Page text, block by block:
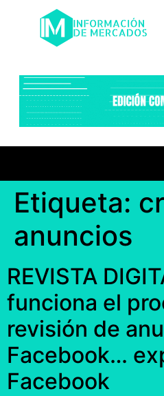
Etiqueta:
anuncios
REVISTA
funciona el
revisión de
Facebook…
Facebook